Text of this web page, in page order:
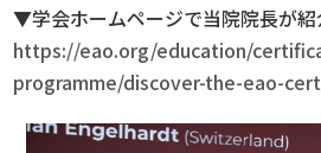
▼学会ホームページで当院院長が紹
https://eao.org/education/
programme/discover-the-eao-